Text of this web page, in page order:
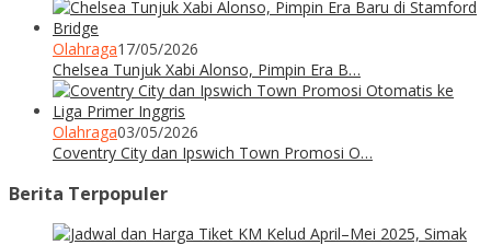
Olahraga17/05/2026
Chelsea Tunjuk Xabi Alonso, Pimpin Era B…
Olahraga03/05/2026
Coventry City dan Ipswich Town Promosi O…
Berita Terpopuler